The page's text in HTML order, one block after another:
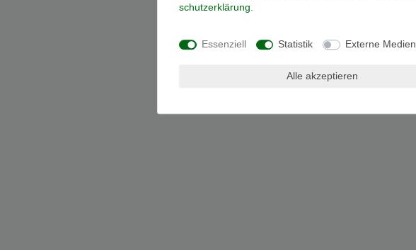
schutz­erklärung
Essenziell Statistik Externe Medien
Alle akzeptieren